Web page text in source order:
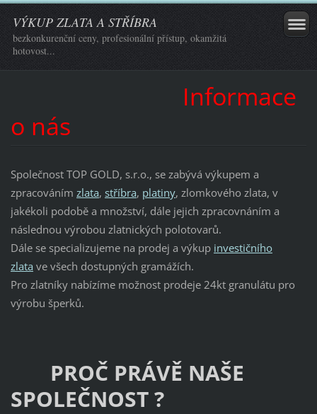
VÝKUP ZLATA A STŘÍBRA
bezkonkurenční ceny, profesionální přístup, okamžitá
hotovost...
Informace
o nás
Společnost TOP GOLD, s.r.o., se zabývá výkupem a
zpracováním zlata, stříbra, platiny, zlomkového zlata, v
jakékoli podobě a množství, dále jejich zpracovnáním a
následnou výrobou zlatnických polotovarů.
Dále se specializujeme na prodej a výkup investičního
zlata ve všech dostupných gramážích.
Pro zlatníky nabízíme možnost prodeje 24kt granulátu pro
výrobu šperků.
PROČ PRÁVĚ NAŠE
SPOLEČNOST ?